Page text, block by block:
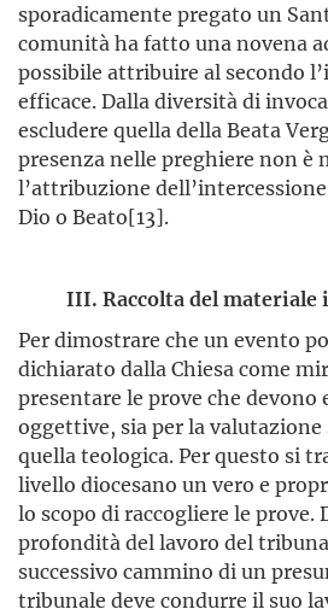
sporadicamente pregato un
comunità ha fatto una novena
possibile attribuire al secondo
efficace. Dalla diversità di
escludere quella della Beata
presenza nelle preghiere non è
l’attribuzione
Dio o Beato[13].
III. Raccolta del materiale
Per dimostrare che un evento
dichiarato dalla Chiesa come
presentare le prove che devono
oggettive, sia per la
quella teologica. Per questo si
livello diocesano un vero e
lo scopo di raccogliere le prove.
profondità del lavoro del
successivo cammino di un
tribunale deve condurre il suo